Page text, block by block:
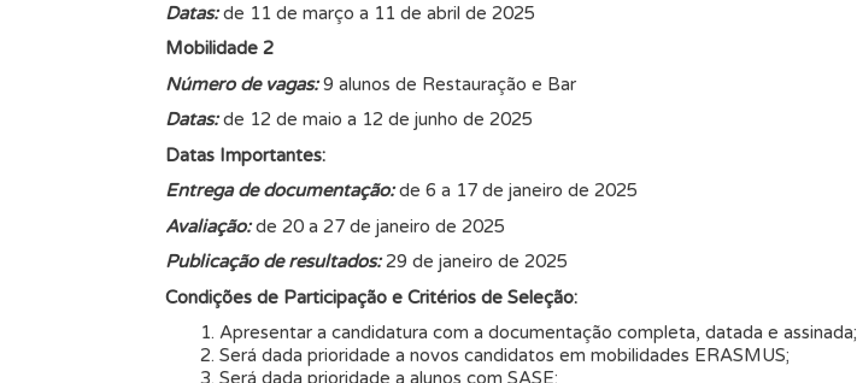
Datas:de 11 de março a 11 de abril de 2025
Mobilidade 2
Número de vagas:9 alunos de Restauração e Bar
Datas:de 12 de maio a 12 de junho de 2025
Datas Importantes:
Entrega de documentação:de 6 a 17 de janeiro de 2025
Avaliação:de 20 a 27 de janeiro de 2025
Publicação de resultados:29 de janeiro de 2025
Condições de Participação e Critérios de Seleção:
Apresentar a candidatura com a documentação completa, datada e assinada;
Será dada prioridade a novos candidatos em mobilidades ERASMUS;
Será dada prioridade a alunos com SASE;